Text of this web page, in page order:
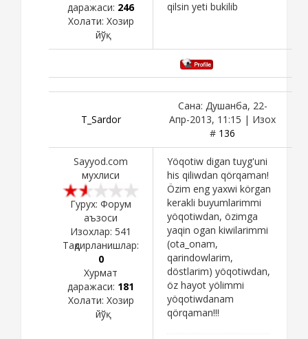
даражаси: 246
Холати: Хозир
йўқ
qilsin yeti bukilib
T_Sardor
Сана: Душанба, 22-
Апр-2013, 11:15 | Изох
# 136
Sayyod.com
мухлиси
Гурух: Форум
аъзоси
Изохлар: 541
Тақдирланишлар:
0
Хурмат
даражаси: 181
Холати: Хозир
йўқ
Yöqotiw digan tuyg'uni
his qiliwdan qörqaman!
Özim eng yaxwi körgan
kerakli buyumlarimmi
yöqotiwdan, özimga
yaqin ogan kiwilarimmi
(ota_onam,
qarindowlarim,
döstlarim) yöqotiwdan,
öz hayot yölimmi
yöqotiwdanam
qörqaman!!!